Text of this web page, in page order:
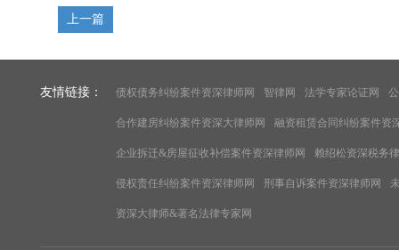
上一篇
友情链接： 债权债务纠纷案件资深律师网 智律网 法学专家论证网
合作建房纠纷案件资深大律师网 融资租赁合同纠纷案件资
企业拆迁&房屋征收补偿案件资深律师网 赖绍松资深税务
侵权责任纠纷案件资深律师网 刑事自诉案件资深律师网
资深大律师&著名法律专家网